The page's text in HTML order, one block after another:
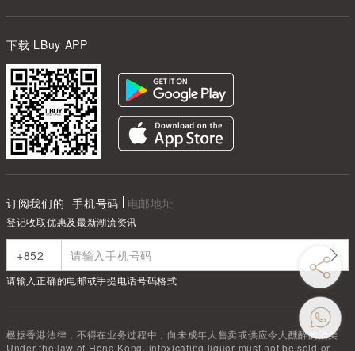
下载 LBuy APP
订阅我们的 手机号码 电邮地址
登记收取优惠及最新潮流资讯
请输入正确的电邮或手提电话号码格式
根据香港法律，不得在业务过程中，向未成年人售卖或供应令人醺醉的酒类
Under the law of Hong Kong, intoxicating liquor must not be sold or